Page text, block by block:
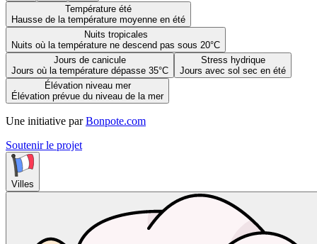
Température été
Hausse de la température moyenne en été
Nuits tropicales
Nuits où la température ne descend pas sous 20°C
Jours de canicule
Jours où la température dépasse 35°C
Stress hydrique
Jours avec sol sec en été
Élévation niveau mer
Élévation prévue du niveau de la mer
Une initiative par Bonpote.com
Soutenir le projet
Villes